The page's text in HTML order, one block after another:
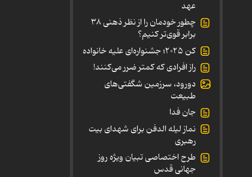
عهد
چطور خودمان را از نظر ذهنی ۳۸
برابر قوی‌تر کنیم؟
کن ۲۰۲۵؛ جشنواره‌ای علیه خانواده
راز افرادی که کمتر ضرر می‌کنند!
دورود، سرزمین شگفتی‌های
طبیعت
جان فدا
نماز لیله الدفن برای شهدای بیت
رهبری
طرح اختصاصی تبیان ویژه روز
جهانی قدس